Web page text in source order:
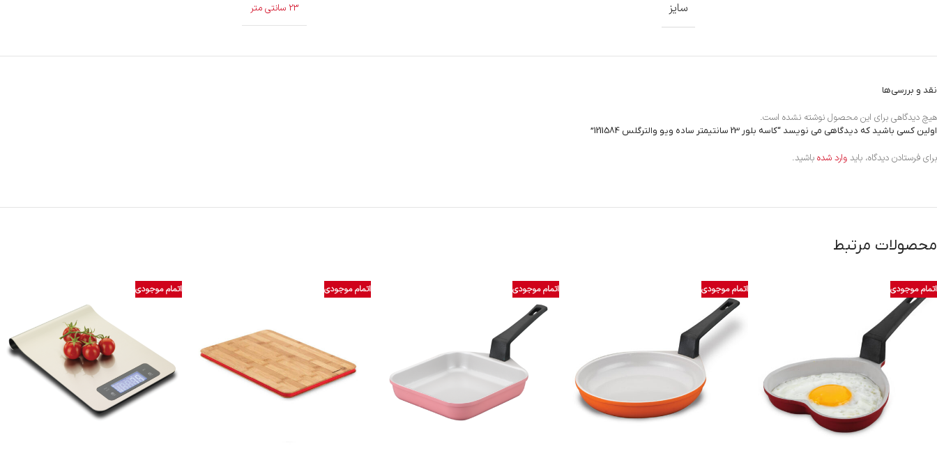
سایز 23 سانتی متر
نقد و بررسی‌ها
هیچ دیدگاهی برای این محصول نوشته نشده است.
اولین کسی باشید که دیدگاهی می نویسد “کاسه بلور 23 سانتیمتر ساده ویو والترگلس 1211584”
برای فرستادن دیدگاه، باید وارد شده باشید.
محصولات مرتبط
اتمام موجودی اتمام موجودی اتمام موجودی اتمام موجودی اتمام موجودی